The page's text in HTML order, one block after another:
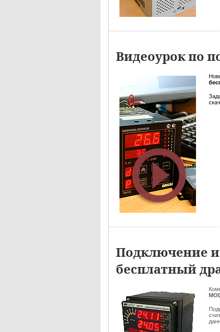
Видеоурок по
Подключение
бесплатный